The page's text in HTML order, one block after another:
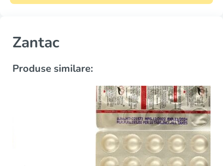
Zantac
Produse similare: